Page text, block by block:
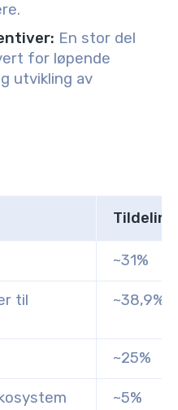
En stor del
for løpende
utvikling av
Tildeling
~31%
til
~38,9%
~25%
~5%